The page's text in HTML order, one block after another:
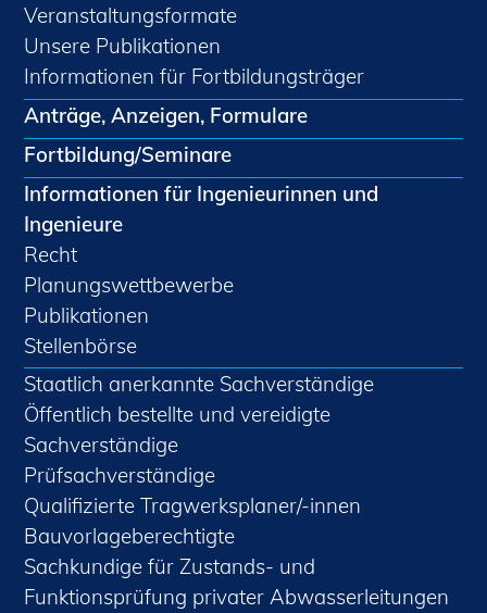
Veranstaltungsformate
Unsere Publikationen
Informationen für Fortbildungsträger
Anträge, Anzeigen, Formulare
Fortbildung/Seminare
Informationen für Ingenieurinnen und
Ingenieure
Recht
Planungswettbewerbe
Publikationen
Stellenbörse
Staatlich anerkannte Sachverständige
Öffentlich bestellte und vereidigte
Sachverständige
Prüfsachverständige
Qualifizierte Tragwerksplaner/-innen
Bauvorlageberechtigte
Sachkundige für Zustands- und
Funktionsprüfung privater Abwasserleitungen